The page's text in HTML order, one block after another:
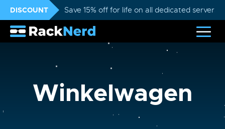
DISCOUNT Save 15% off for life on all dedicated servers
Winkelwagen